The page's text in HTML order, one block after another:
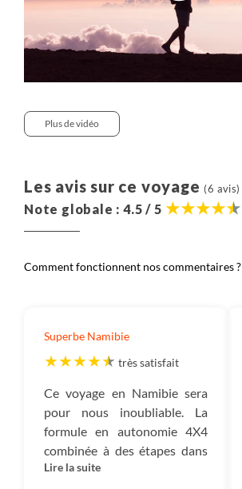
Plus de vidéo
Les avis sur ce voyage (6 avis)
Note globale : 4.5 / 5
Comment fonctionnent nos commentaires ?
Superbe Namibie
très satisfait
Ce voyage en Namibie sera
pour nous inoubliable. La
formule en autonomie 4X4
combinée à des étapes dans
les lodges permet la
Lire la suite